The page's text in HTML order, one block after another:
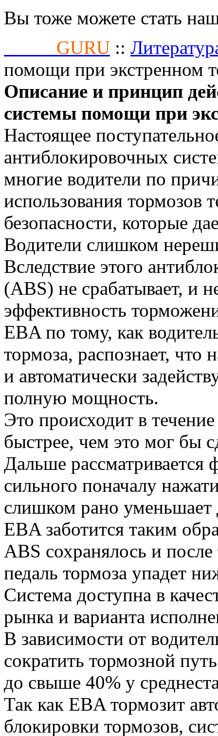
Вы тоже можете стать
GURU ::
помощи при экстренном
Описание и принцип
системы помощи при
Настоящее
антиблокировочных
многие водители по
использования тормозов
безопасности, которые
Водители слишком
Вследствие этого
(ABS) не срабатывает, и
эффективность
EBA по тому, как
тормоза, распознает, что
и автоматически
полную мощность.
Это происходит в
быстрее, чем это мог бы
Дальше рассматривается
сильного поначалу
слишком рано уменьшает
EBA заботится таким
ABS сохранялось и
педаль тормоза упадет
Система доступна в
рынка и варианта
В зависимости от
сократить тормозной
до свыше 40% у
Так как EBA тормозит
блокировки тормозов,